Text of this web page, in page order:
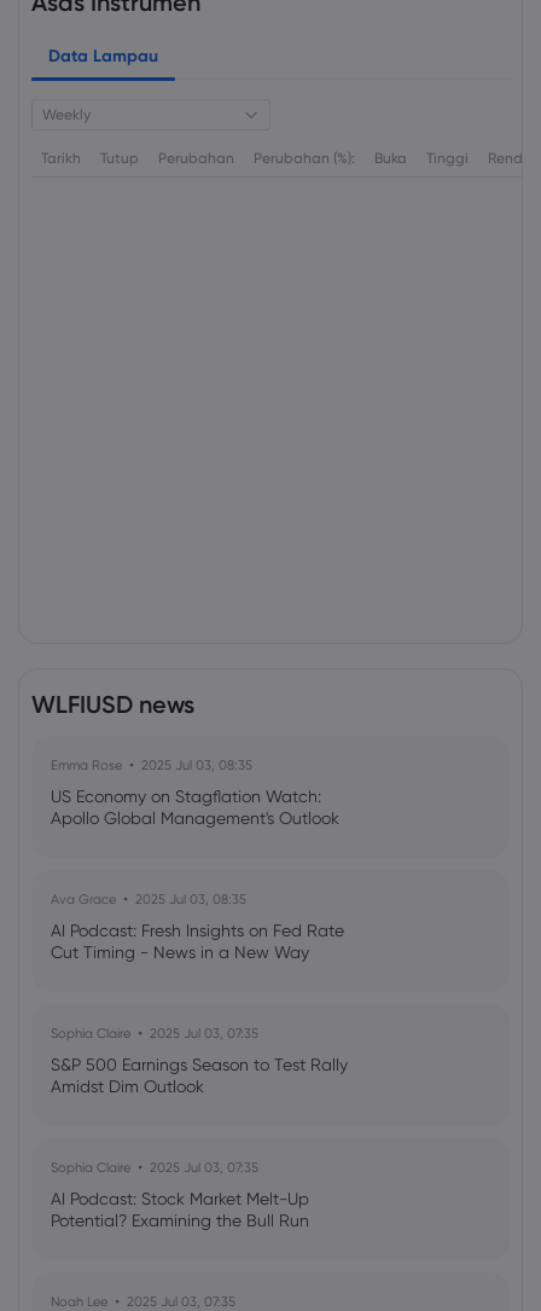
Data Lampau
Weekly
Tarikh Tutup Perubahan Perubahan (%): Buka Tinggi Rendah
WLFIUSD news
Emma Rose 2025 Jul 03, 08:35
US Economy on Stagflation Watch:
Apollo Global Management's Outlook
Ava Grace 2025 Jul 03, 08:35
AI Podcast: Fresh Insights on Fed Rate
Cut Timing - News in a New Way
Sophia Claire 2025 Jul 03, 07:35
S&P 500 Earnings Season to Test Rally
Amidst Dim Outlook
Sophia Claire 2025 Jul 03, 07:35
AI Podcast: Stock Market Melt-Up
Potential? Examining the Bull Run
Noah Lee 2025 Jul 03, 07:35